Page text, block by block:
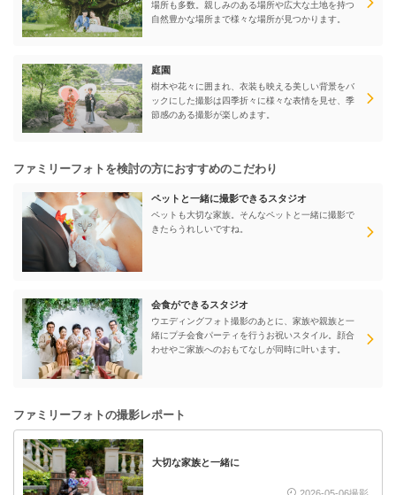
場所も多数。親しみのある場所や広大な土地を持つ
自然豊かな場所まで様々な場所が見つかります。
庭園
樹木や花々に囲まれ、衣装も映える美しい背景をバ
ックにした撮影は四季折々に様々な表情を見せ、季
節感のある撮影が楽しめます。
ファミリーフォトを検討の方におすすめのこだわり
ペットと一緒に撮影できるスタジオ
ペットも大切な家族。そんなペットと一緒に撮影で
きたらうれしいですね。
会食ができるスタジオ
ウエディングフォト撮影のあとに、家族や親族と一
緒にプチ会食パーティを行うお祝いスタイル。顔合
わせやご家族へのおもてなしが同時に叶います。
ファミリーフォトの撮影レポート
大切な家族と一緒に